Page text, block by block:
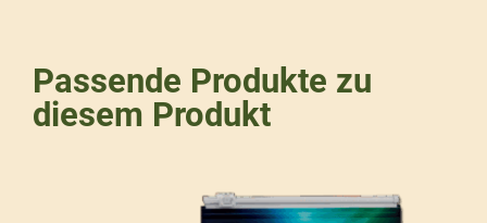
Passende Produkte zu
diesem Produkt